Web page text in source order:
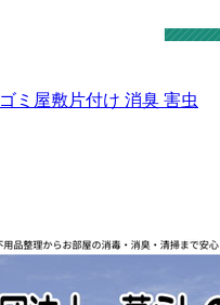
ゴミ屋敷片付け 消臭 害虫